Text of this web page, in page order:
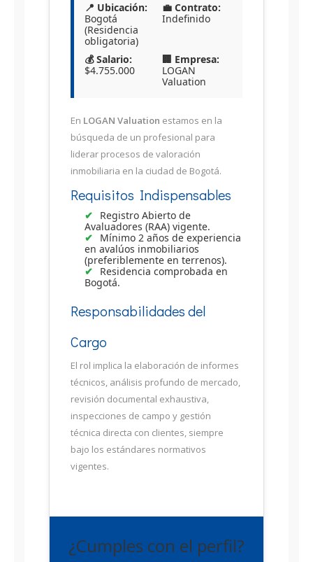
📍 Ubicación:
Bogotá
(Residencia
obligatoria)
💼 Contrato:
Indefinido
💰 Salario:
$4.755.000
🏢 Empresa:
LOGAN
Valuation
En LOGAN Valuation estamos en la
búsqueda de un profesional para
liderar procesos de valoración
inmobiliaria en la ciudad de Bogotá.
Requisitos Indispensables
Registro Abierto de
Avaluadores (RAA) vigente.
Mínimo 2 años de experiencia
en avalúos inmobiliarios
(preferiblemente en terrenos).
Residencia comprobada en
Bogotá.
Responsabilidades del
Cargo
El rol implica la elaboración de informes
técnicos, análisis profundo de mercado,
revisión documental exhaustiva,
inspecciones de campo y gestión
técnica directa con clientes, siempre
bajo los estándares normativos
vigentes.
¿Cumples con el perfil?